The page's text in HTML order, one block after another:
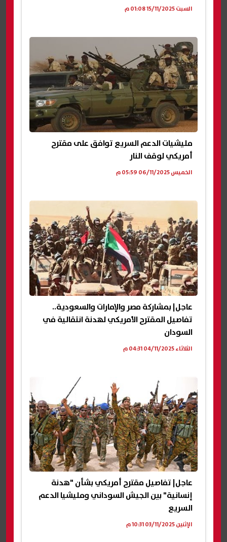
السبت 15/11/2025 01:08 م
مليشيات الدعم السريع توافق على مقترح
أمريكي لوقف النار
الخميس 06/11/2025 05:59 م
عاجل| بمشاركة مصر والإمارات والسعودية..
تفاصيل المقترح الأمريكي لهدنة انتقالية في
السودان
الثلاثاء 04/11/2025 04:31 م
عاجل| تفاصيل مقترح أمريكي بشأن "هدنة
إنسانية" بين الجيش السوداني ومليشيا الدعم
السريع
الإثنين 03/11/2025 10:31 م